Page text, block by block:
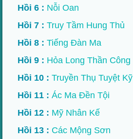
Hồi 6 : Nỗi Oan
Hồi 7 : Truy Tầm Hung Thủ
Hồi 8 : Tiếng Đàn Ma
Hồi 9 : Hỏa Long Thần Công
Hồi 10 : Truyền Thụ Tuyệt Kỹ
Hồi 11 : Ác Ma Đền Tội
Hồi 12 : Mỹ Nhân Kế
Hồi 13 : Các Mộng Sơn